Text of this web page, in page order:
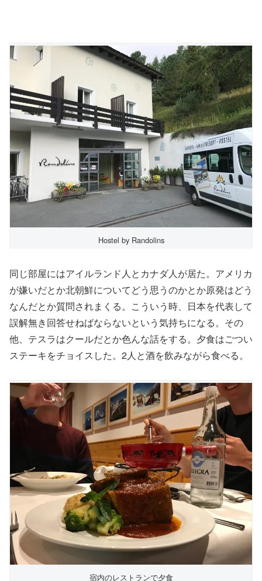
Hostel by Randolins
同じ部屋にはアイルランド人とカナダ人が居た。アメリカ
が嫌いだとか北朝鮮についてどう思うのかとか原発はどう
なんだとか質問されまくる。こういう時、日本を代表して
誤解無き回答せねばならないという気持ちになる。その
他、テスラはクールだとか色んな話をする。夕食はごつい
ステーキをチョイスした。2人と酒を飲みながら食べる。
宿内のレストランで夕食